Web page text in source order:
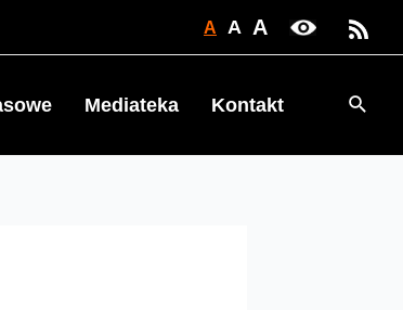
A A A
Mediateka Kontakt